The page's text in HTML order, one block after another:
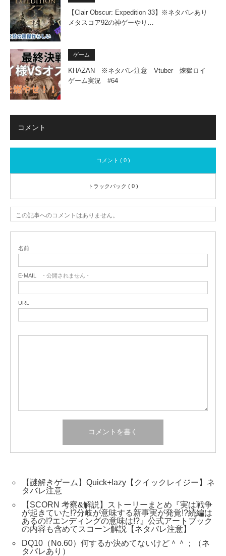
【Clair Obscur: Expedition 33】※ネタバレあり
メタスコア92の神ゲーやり…
ゲーム
KHAZAN ※ネタバレ注意 Vtuber 煉獄ロイ
ゲーム実況 #64
コメント
コメント ( 0 )
トラックバック ( 0 )
この記事へのコメントはありません。
名前
E-MAIL - 公開されません -
URL
【謎解きゲーム】Quick+lazy【クイックレイジー】ネ
タバレ注意
【SCORN 考察&解説】ストーリーまとめ『実は戦争
が起きていた!?分岐が意味する新事実が発覚!?続編は
あるの!?エンディングの意味は!?』公式アートブック
の内容も含めてスコーン解説【ネタバレ注意】
DQ10（No.60）何するか決めてないけど＾＾；（ネ
タバレあり）